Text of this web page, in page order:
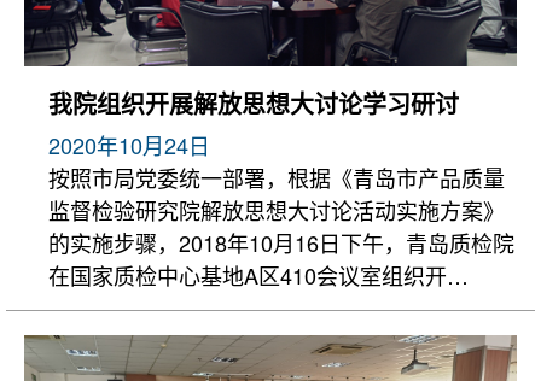
我院组织开展解放思想大讨论学习研讨
2020年10月24日
按照市局党委统一部署，根据《青岛市产品质量
监督检验研究院解放思想大讨论活动实施方案》
的实施步骤，2018年10月16日下午，青岛质检院
在国家质检中心基地A区410会议室组织开…